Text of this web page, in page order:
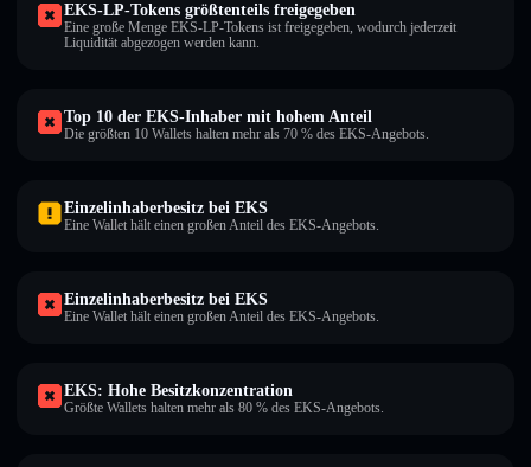
EKS-LP-Tokens größtenteils freigegeben
Eine große Menge EKS-LP-Tokens ist freigegeben, wodurch jederzeit
Liquidität abgezogen werden kann.
Top 10 der EKS-Inhaber mit hohem Anteil
Die größten 10 Wallets halten mehr als 70 % des EKS-Angebots.
Einzelinhaberbesitz bei EKS
Eine Wallet hält einen großen Anteil des EKS-Angebots.
Einzelinhaberbesitz bei EKS
Eine Wallet hält einen großen Anteil des EKS-Angebots.
EKS: Hohe Besitzkonzentration
Größte Wallets halten mehr als 80 % des EKS-Angebots.